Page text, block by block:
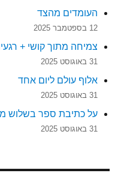
העומדים מהצד
12 בספטמבר 2025
צמיחה מתוך קושי +
31 באוגוסט 2025
אלוף עולם ליום אחד
31 באוגוסט 2025
על כתיבת ספר בשלוש
31 באוגוסט 2025